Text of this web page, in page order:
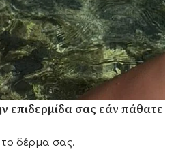
επιδερμίδα σας εάν πάθατε
δέρμα σας.